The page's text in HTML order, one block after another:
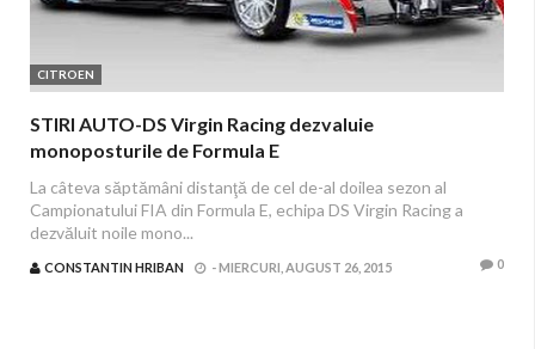
CITROEN
STIRI AUTO-DS Virgin Racing dezvaluie
monoposturile de Formula E
La câteva săptămâni distanţă de cel de-al doilea sezon al
Campionatului FIA din Formula E, echipa DS Virgin Racing a
dezvăluit noile mono...
CONSTANTIN HRIBAN -MIERCURI, AUGUST 26, 2015 0